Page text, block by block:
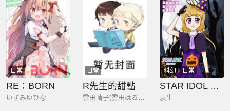
日常
RE：BORN
いずみゆひな
日常
R先生的甜點
雲田晴子(雲田はるこ),福田裡香
科幻 日常
STAR IDOL 星際偶像
袁生